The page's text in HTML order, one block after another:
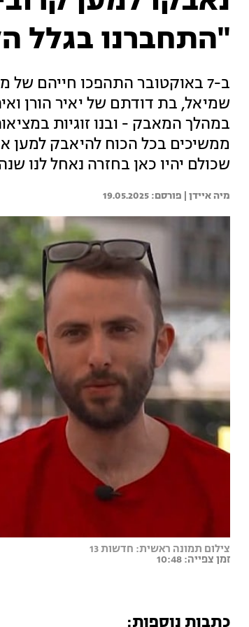
"התחברנו בגלל
ב-7 באוקטובר התהפכו חייהם
שמיאל, בת דודתם של יאיר הורן
במהלך המאבק - ובנו זוגיות
שכולם יהיו כאן בחזרה נאחל לנו
מיה איידן | 19.05.2025
צילום תמונה ראשית: חדשות 13
זמן צפייה: 10:48